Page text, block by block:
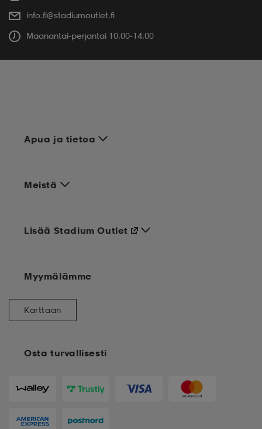
info.fi@stadiumoutlet.fi
Maanantai-perjantai 10.00-14.00
Apua ja tietoa
Meistä
Osta turvallisesti
Lisää Stadium Outlet
Myymälämme
Karttaan